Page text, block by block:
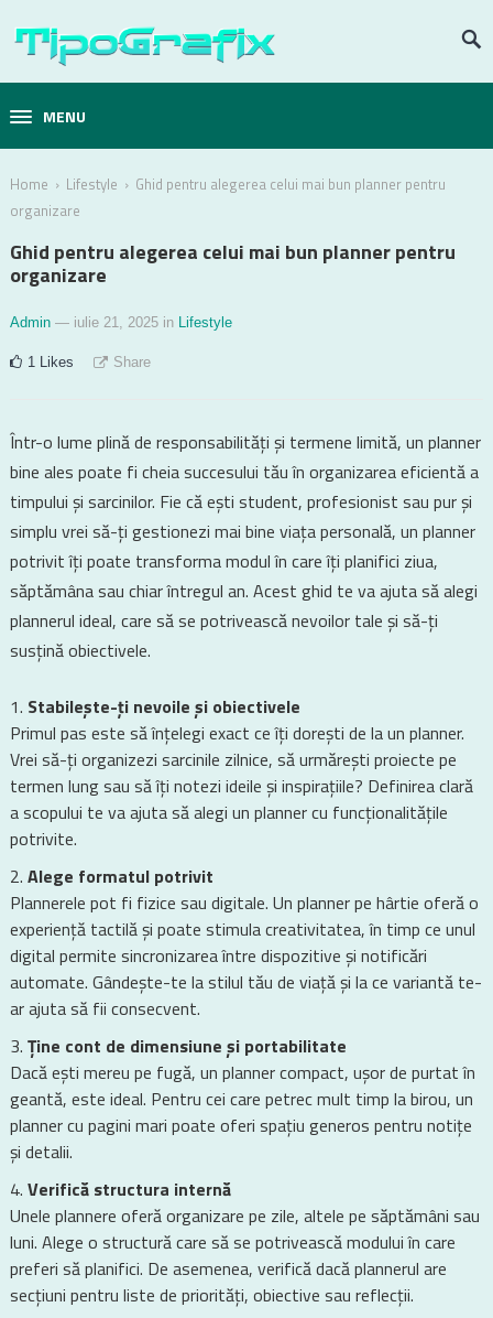
MENU
Home › Lifestyle › Ghid pentru alegerea celui mai bun planner pentru
organizare
Ghid pentru alegerea celui mai bun planner pentru
organizare
Admin — iulie 21, 2025 in Lifestyle
1 Likes Share
Într-o lume plină de responsabilități și termene limită, un planner
bine ales poate fi cheia succesului tău în organizarea eficientă a
timpului și sarcinilor. Fie că ești student, profesionist sau pur și
simplu vrei să-ți gestionezi mai bine viața personală, un planner
potrivit îți poate transforma modul în care îți planifici ziua,
săptămâna sau chiar întregul an. Acest ghid te va ajuta să alegi
plannerul ideal, care să se potrivească nevoilor tale și să-ți
susțină obiectivele.
Stabilește-ți nevoile și obiectivele
Primul pas este să înțelegi exact ce îți dorești de la un planner.
Vrei să-ți organizezi sarcinile zilnice, să urmărești proiecte pe
termen lung sau să îți notezi ideile și inspirațiile? Definirea clară
a scopului te va ajuta să alegi un planner cu funcționalitățile
potrivite.
Alege formatul potrivit
Plannerele pot fi fizice sau digitale. Un planner pe hârtie oferă o
experiență tactilă și poate stimula creativitatea, în timp ce unul
digital permite sincronizarea între dispozitive și notificări
automate. Gândește-te la stilul tău de viață și la ce variantă te-
ar ajuta să fii consecvent.
Ține cont de dimensiune și portabilitate
Dacă ești mereu pe fugă, un planner compact, ușor de purtat în
geantă, este ideal. Pentru cei care petrec mult timp la birou, un
planner cu pagini mari poate oferi spațiu generos pentru notițe
și detalii.
Verifică structura internă
Unele plannere oferă organizare pe zile, altele pe săptămâni sau
luni. Alege o structură care să se potrivească modului în care
preferi să planifici. De asemenea, verifică dacă plannerul are
secțiuni pentru liste de priorități, obiective sau reflecții.